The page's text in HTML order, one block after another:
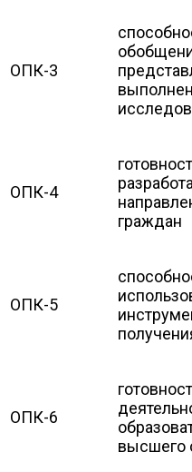
ОПК-3
ОПК-4
граждан
ОПК-5
ОПК-6
высшего